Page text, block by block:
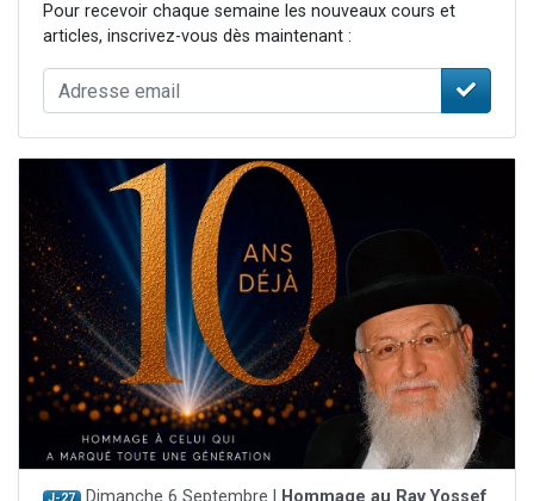
Pour recevoir chaque semaine les nouveaux cours et
articles, inscrivez-vous dès maintenant :